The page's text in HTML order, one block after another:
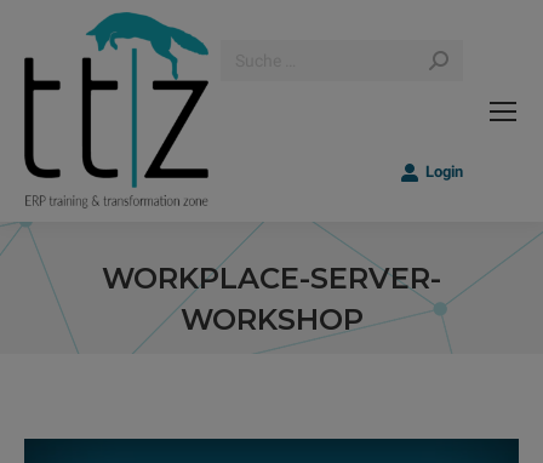
Login
WORKPLACE-SERVER-
WORKSHOP
Sie befinden sich hier: